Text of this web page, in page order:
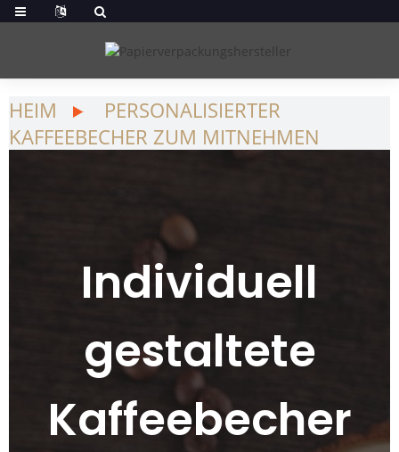
HEIM
PERSONALISIERTER
KAFFEEBECHER ZUM MITNEHMEN
Individuell
gestaltete
Kaffeebecher